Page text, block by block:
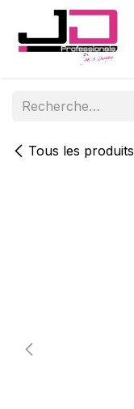
Se rendre au contenu
Tous les produits